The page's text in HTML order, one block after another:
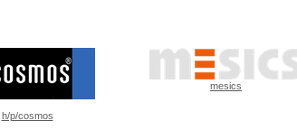
h/p/cosmos
mesics